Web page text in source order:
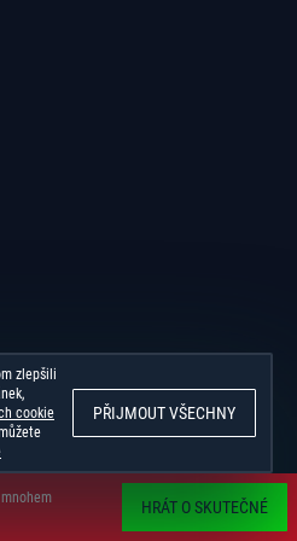
HRÁT O SKUTEČNÉ
zlepšili
cookie
PŘIJMOUT VŠECHNY